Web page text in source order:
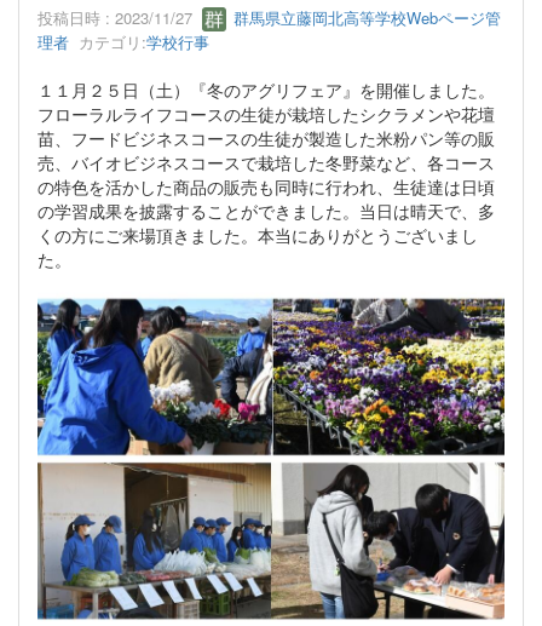
投稿日時 : 2023/11/27
群馬県立藤岡北高等学校Webページ管
理者 カテゴリ:学校行事
１１月２５日（土）『冬のアグリフェア』を開催しました。
フローラルライフコースの生徒が栽培したシクラメンや花壇
苗、フードビジネスコースの生徒が製造した米粉パン等の販
売、バイオビジネスコースで栽培した冬野菜など、各コース
の特色を活かした商品の販売も同時に行われ、生徒達は日頃
の学習成果を披露することができました。当日は晴天で、多
くの方にご来場頂きました。本当にありがとうございまし
た。